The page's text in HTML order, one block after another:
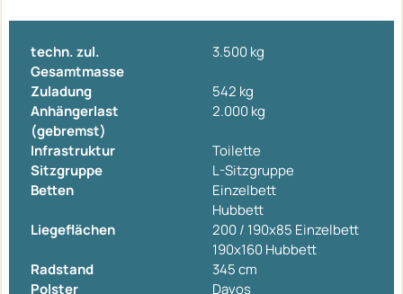
techn. zul.
Gesamtmasse
3.500 kg
Zuladung
542 kg
Anhängerlast
(gebremst)
2.000 kg
Infrastruktur
Toilette
Sitzgruppe
L-Sitzgruppe
Betten
Einzelbett
Hubbett
Liegeflächen
200 / 190x85 Einzelbett
190x160 Hubbett
Radstand
345 cm
Polster
Davos